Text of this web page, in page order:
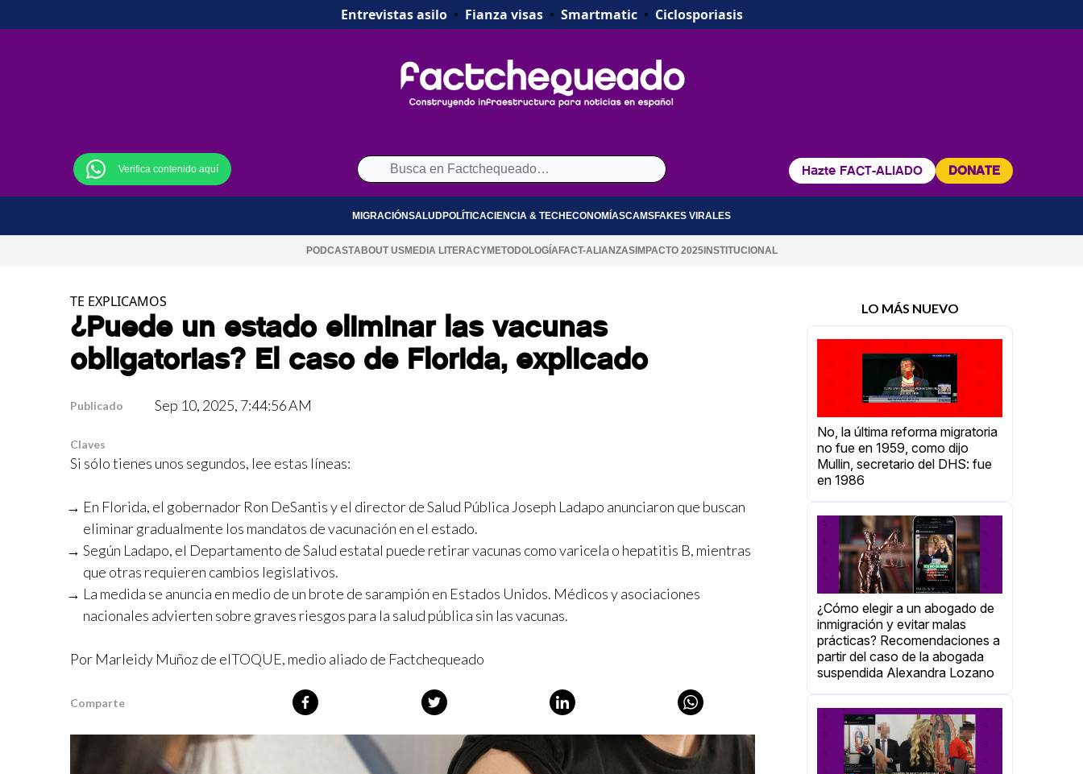
Entrevistas asilo• Fianza visas• Smartmatic• Ciclosporiasis
Verifica contenido aquí Hazte FACT-ALIADO DONATE
MIGRACIÓNSALUDPOLÍTICACIENCIA & TECH ECONOMÍASCAMSFAKES VIRALES
PODCASTABOUT USMEDIA LITERACYMETODOLOGÍA FACT-ALIANZASIMPACTO 2025INSTITUCIONAL
TE EXPLICAMOS
¿Puede un estado eliminar las vacunas
obligatorias? El caso de Florida, explicado
Publicado Sep 10, 2025, 7:44:56 AM
Claves
Si sólo tienes unos segundos, lee estas líneas:
En Florida, el gobernador Ron DeSantis y el director de Salud Pública Joseph Ladapo anunciaron que buscan
eliminar gradualmente los mandatos de vacunación en el estado.
Según Ladapo, el Departamento de Salud estatal puede retirar vacunas como varicela o hepatitis B, mientras
que otras requieren cambios legislativos.
La medida se anuncia en medio de un brote de sarampión en Estados Unidos. Médicos y asociaciones
nacionales advierten sobre graves riesgos para la salud pública sin las vacunas.
Por Marleidy Muñoz de elTOQUE, medio aliado de Factchequeado
Comparte
LO MÁS NUEVO
No, la última reforma migratoria
no fue en 1959, como dijo
Mullin, secretario del DHS: fue
en 1986
¿Cómo elegir a un abogado de
inmigración y evitar malas
prácticas? Recomendaciones a
partir del caso de la abogada
suspendida Alexandra Lozano